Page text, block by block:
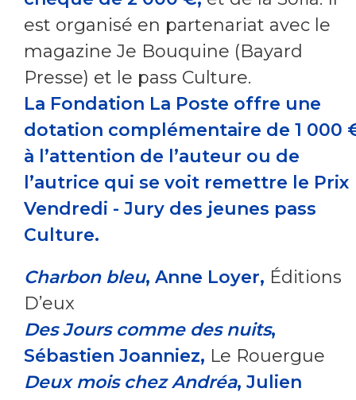
est organisé en partenariat avec le
magazine Je Bouquine (Bayard
Presse) et le pass Culture.
La Fondation La Poste offre une
dotation complémentaire de 1 000
à l’attention de l’auteur ou de
l’autrice qui se voit remettre le Prix
Vendredi - Jury des jeunes pass
Culture.
Charbon bleu, Anne Loyer, Éditions
D’eux
Des Jours comme des nuits,
Sébastien Joanniez, Le Rouergue
Deux mois chez Andréa, Julien